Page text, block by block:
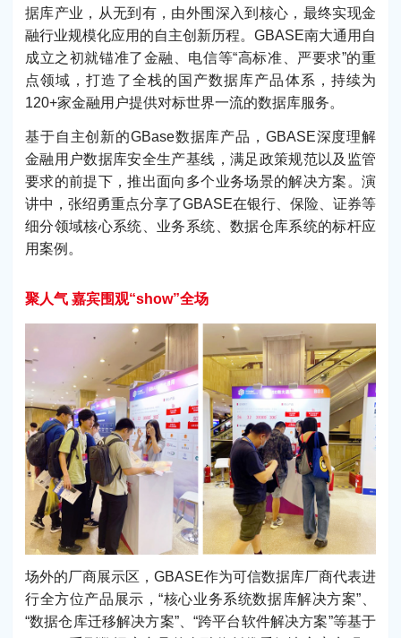
据库产业，从无到有，由外围深入到核心，最终实现金
融行业规模化应用的自主创新历程。GBASE南大通用自
成立之初就锚准了金融、电信等“高标准、严要求”的重
点领域，打造了全栈的国产数据库产品体系，持续为
120+家金融用户提供对标世界一流的数据库服务。
基于自主创新的GBase数据库产品，GBASE深度理解
金融用户数据库安全生产基线，满足政策规范以及监管
要求的前提下，推出面向多个业务场景的解决方案。演
讲中，张绍勇重点分享了GBASE在银行、保险、证券等
细分领域核心系统、业务系统、数据仓库系统的标杆应
用案例。
聚人气 嘉宾围观“show”全场
场外的厂商展示区，GBASE作为可信数据库厂商代表进
行全方位产品展示，“核心业务系统数据库解决方案”、
“数据仓库迁移解决方案”、“跨平台软件解决方案”等基于